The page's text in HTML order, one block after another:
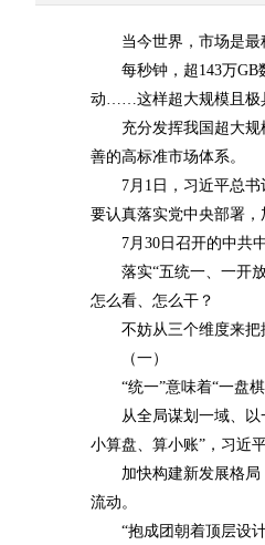
当今世界，市场是
每秒钟，超143万
动……这样超大规模且极
充分发挥我国超大
善的高标准市场体系。
7月1日，习近平总
要认真落实党中央部署
7月30日召开的中共
落实“五统一、一开
怎么看、怎么干？
不妨从三个维度来把
（一）
“统一”意味着“一盘
从全局谋划一域、
小算盘、算小账”，习近
加快构建新发展格
流动。
“抱成团朝着顶层设